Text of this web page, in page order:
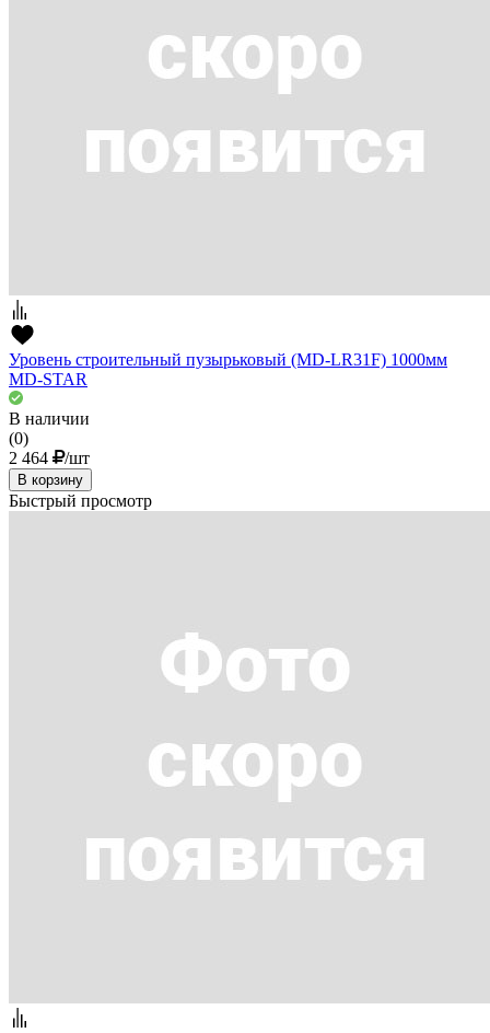
Уровень строительный пузырьковый (MD-LR31F) 1000мм
MD-STAR
В наличии
(0)
2 464
/шт
В корзину
Быстрый просмотр